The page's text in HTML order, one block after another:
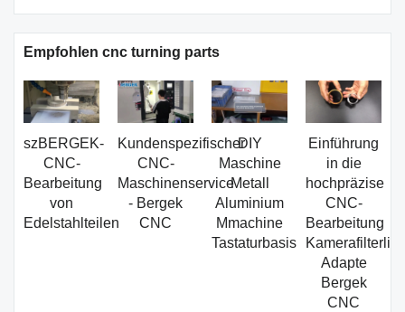
Empfohlen cnc turning parts
szBERGEK-
CNC-
Bearbeitung
von
Edelstahlteilen
Kundenspezifischer
CNC-
Maschinenservice
- Bergek
CNC
DIY
Maschine
Metall
Aluminium
Mmachine
Tastaturbasis
Einführung
in die
hochpräzise
CNC-
Bearbeitung
Adapte
Bergek
CNC